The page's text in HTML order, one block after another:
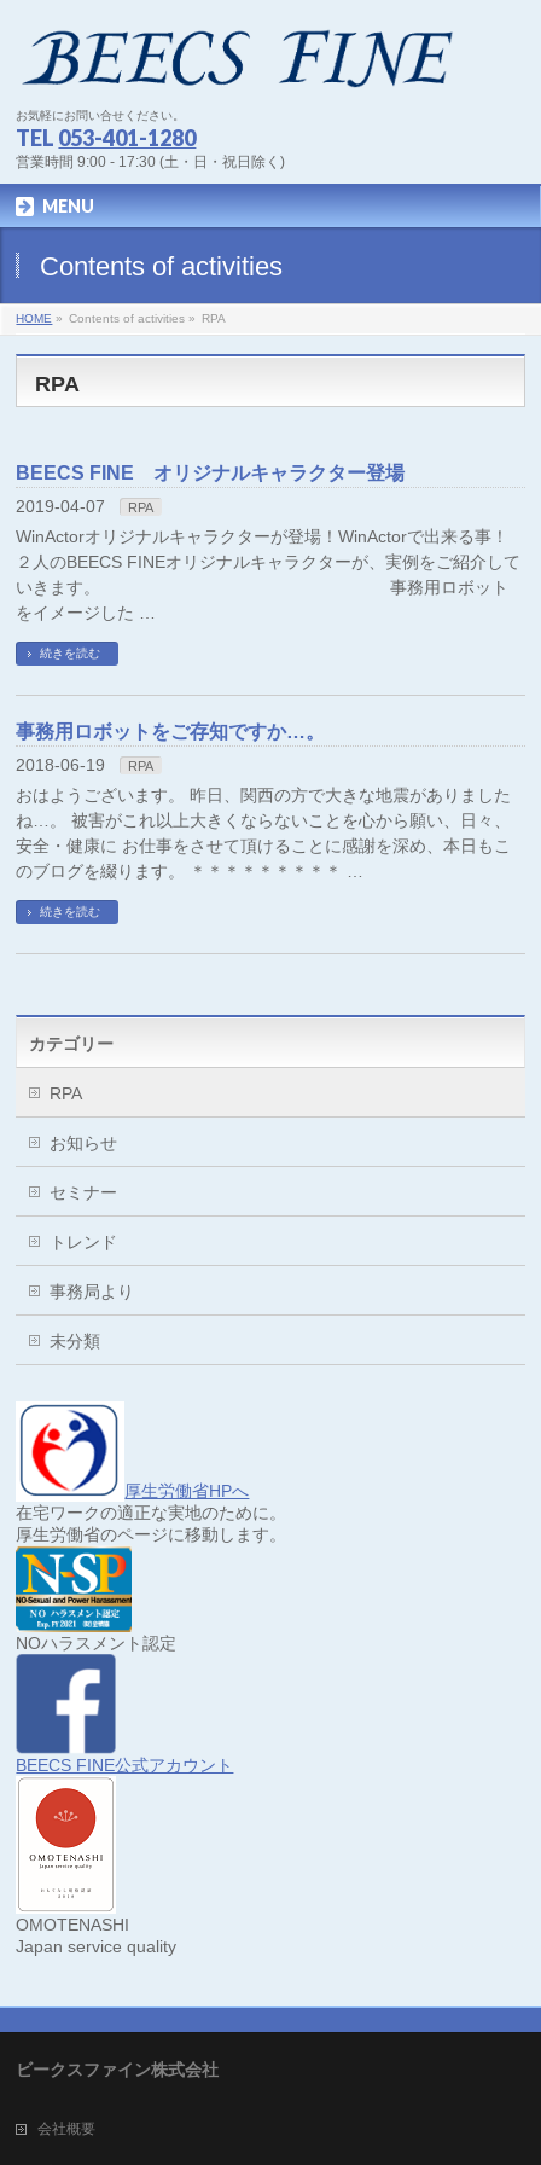
お気軽にお問い合せください。
TEL 053-401-1280
営業時間 9:00 - 17:30 (土・日・祝日除く)
MENU
Contents of activities
HOME » Contents of activities » RPA
RPA
BEECS FINE オリジナルキャラクター登場
2019-04-07 RPA
WinActorオリジナルキャラクターが登場！WinActorで出来る事！
２人のBEECS FINEオリジナルキャラクターが、実例をご紹介して
いきます。 事務用ロボット
をイメージした …
続きを読む
事務用ロボットをご存知ですか…。
2018-06-19 RPA
おはようございます。 昨日、関西の方で大きな地震がありました
ね…。 被害がこれ以上大きくならないことを心から願い、日々、
安全・健康に お仕事をさせて頂けることに感謝を深め、本日もこ
のブログを綴ります。 ＊＊＊＊＊＊＊＊＊ …
続きを読む
カテゴリー
RPA
お知らせ
セミナー
トレンド
事務局より
未分類
厚生労働省HPへ
在宅ワークの適正な実地のために。
厚生労働省のページに移動します。
NOハラスメント認定
BEECS FINE公式アカウント
OMOTENASHI
Japan service quality
ビークスファイン株式会社
会社概要